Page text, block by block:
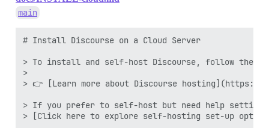
main
# Install Discourse on a Cloud Server
> To install and self-host Discourse, follow the
>
> 👉 [Learn more about Discourse
> If you prefer to self-host but need help setting
> [Click here to explore self-hosting set-up